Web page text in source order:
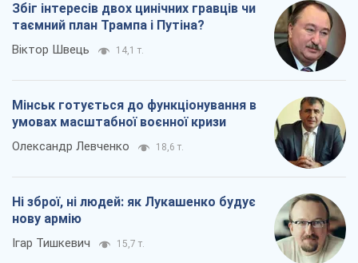
Збіг інтересів двох цинічних гравців чи
таємний план Трампа і Путіна?
Віктор Швець 14,1 т.
Мінськ готується до функціонування в
умовах масштабної воєнної кризи
Олександр Левченко 18,6 т.
Ні зброї, ні людей: як Лукашенко будує
нову армію
Ігар Тишкевич 15,7 т.